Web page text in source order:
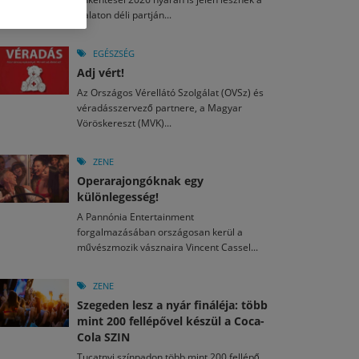
2026. JÚL. 15.
nézők 10 kedvenc filmje 2026 első félévében
2026. JÚL. 3.
án hozzánk is megérkezik a Rocktábor
2026. JÚL. 29.
a jubileumi Művészetek Völgye – még öt
kulturális ünnep
Fesztivál 2026
egy mese: 30 napos mesekihívást indít a Libri
2026. MÁJ. 11.
László kapta az Artisjus Irodalmi Nagydíjat
Balaton déli partján...
EGÉSZSÉG
Adj vért!
Az Országos Vérellátó Szolgálat (OVSz) és
véradásszervező partnere, a Magyar
Vöröskereszt (MVK)...
ZENE
Operarajongóknak egy
különlegesség!
A Pannónia Entertainment
forgalmazásában országosan kerül a
művészmozik vásznaira Vincent Cassel...
ZENE
Szegeden lesz a nyár fináléja: több
mint 200 fellépővel készül a Coca-
Cola SZIN